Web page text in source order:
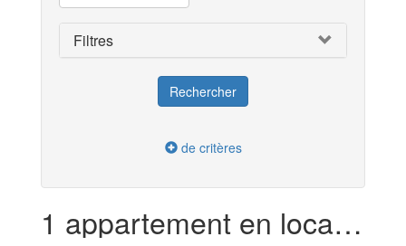
Filtres
de critères
1 appartement en location dans la Meuse (55)